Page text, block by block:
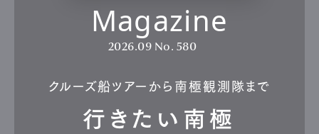
Magazine
2026.09 No. 580
クルーズ船ツアーから南極観測隊まで
行きたい南極